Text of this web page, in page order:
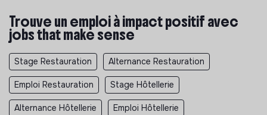
Trouve un emploi à impact positif avec
jobs that make sense
Stage Restauration Alternance Restauration
Emploi Restauration Stage Hôtellerie
Alternance Hôtellerie Emploi Hôtellerie